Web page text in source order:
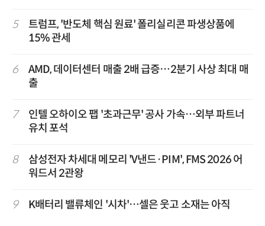
5
트럼프, '반도체 핵심 원료' 폴리실리콘 파생상품에
15% 관세
6
AMD, 데이터센터 매출 2배 급증…2분기 사상 최대 매
출
7
인텔 오하이오 팹 '초과근무' 공사 가속…외부 파트너
유치 포석
8
삼성전자 차세대 메모리 'V낸드·PIM', FMS 2026 어
워드서 2관왕
9 K배터리 밸류체인 '시차'…셀은 웃고 소재는 아직